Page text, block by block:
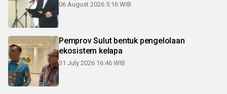
06 August 2026 5:16 WIB
Pemprov Sulut bentuk pengelolaan
ekosistem kelapa
31 July 2026 16:46 WIB